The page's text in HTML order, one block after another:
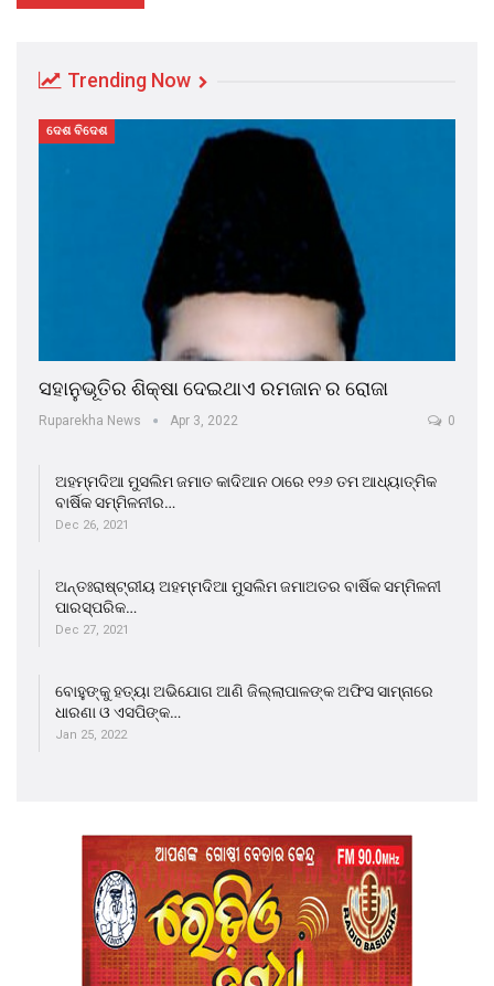
Trending Now
ଦେଶ ବିଦେଶ
ସହାନୁଭୂତିର ଶିକ୍ଷା ଦେଇଥାଏ ରମଜାନ ର ରୋଜା
Ruparekha News Apr 3, 2022 0
ଅହମ୍ମଦିଆ ମୁସଲିମ ଜମାତ କାଦିଆନ ଠାରେ ୧୨୬ ତମ ଆଧ୍ୟାତ୍ମିକ
ବାର୍ଷିକ ସମ୍ମିଳନୀର…
Dec 26, 2021
ଅନ୍ତଃରାଷ୍ଟ୍ରୀୟ ଅହମ୍ମଦିଆ ମୁସଲିମ ଜମାଅତର ବାର୍ଷିକ ସମ୍ମିଳନୀ
ପାରସ୍ପରିକ…
Dec 27, 2021
ବୋହୁଙ୍କୁ ହତ୍ୟା ଅଭିଯୋଗ ଆଣି ଜିଲ୍ଲାପାଳଙ୍କ ଅଫିସ ସାମ୍ନାରେ
ଧାରଣା ଓ ଏସପିଙ୍କ…
Jan 25, 2022